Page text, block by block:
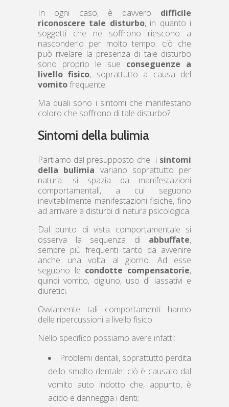
In ogni caso, è davvero difficile
riconoscere tale disturbo, in quanto i
soggetti che ne soffrono riescono a
nasconderlo per molto tempo: ciò che
può rivelare la presenza di tale disturbo
sono proprio le sue conseguenze a
livello fisico, soprattutto a causa del
vomitofrequente.
Ma quali sono i sintomi che manifestano
coloro che soffrono di tale disturbo?
Sintomi della bulimia
Partiamo dal presupposto che i sintomi
della bulimia variano soprattutto per
natura: si spazia da manifestazioni
comportamentali, a cui seguono
inevitabilmente manifestazioni fisiche, fino
ad arrivare a disturbi di natura psicologica.
Dal punto di vista comportamentale si
osserva la sequenza di abbuffate,
sempre più frequenti tanto da avvenire
anche una volta al giorno. Ad esse
seguono le condotte compensatorie,
quindi vomito, digiuno, uso di lassativi e
diuretici.
Ovviamente tali comportamenti hanno
delle ripercussioni a livello fisico.
Nello specifico possiamo avere infatti:
Problemi dentali, soprattutto perdita
dello smalto dentale: ciò è causato dal
vomito auto indotto che, appunto, è
acido e danneggia i denti;